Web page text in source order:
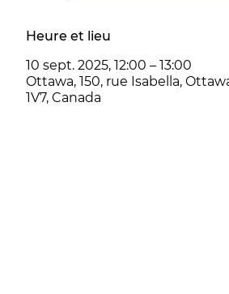
Heure et lieu
10 sept. 2025, 12:00 – 13:00
Ottawa, 150, rue Isabella,
1V7, Canada